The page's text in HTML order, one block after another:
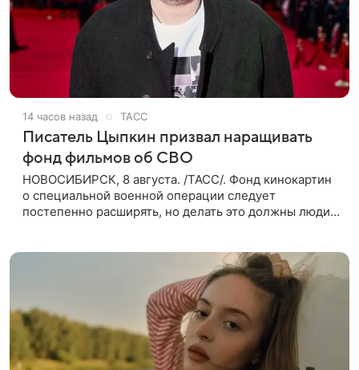
14 часов назад ТАСС
Писатель Цыпкин призвал наращивать
фонд фильмов об СВО
НОВОСИБИРСК, 8 августа. /ТАСС/. Фонд кинокартин
о специальной военной операции следует
постепенно расширять, но делать это должны люди,